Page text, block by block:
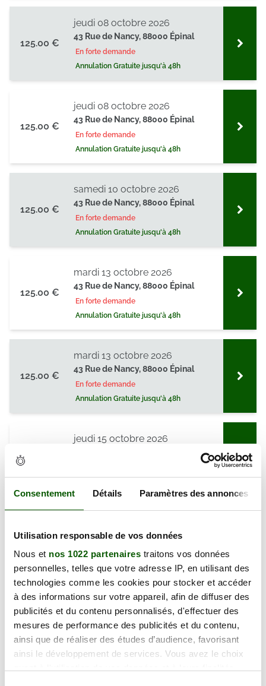
Consentement Détails Paramètres des annonces
Utilisation responsable de vos données
Nous et nos 1022 partenaires traitons vos données
personnelles, telles que votre adresse IP, en utilisant des
technologies comme les cookies pour stocker et accéder
à des informations sur votre appareil, afin de diffuser des
publicités et du contenu personnalisés, d'effectuer des
mesures de performance des publicités et du contenu,
ainsi que de réaliser des études d’audience, favorisant
ainsi le développement de services. Vous avez le choix
125.00 €
43 Rue de Nancy, 88000 Épinal
En forte demande
Annulation Gratuite jusqu'à 48h
jeudi 08 octobre 2026
125.00 €
43 Rue de Nancy, 88000 Épinal
En forte demande
Annulation Gratuite jusqu'à 48h
jeudi 08 octobre 2026
125.00 €
43 Rue de Nancy, 88000 Épinal
En forte demande
Annulation Gratuite jusqu'à 48h
samedi 10 octobre 2026
125.00 €
43 Rue de Nancy, 88000 Épinal
En forte demande
Annulation Gratuite jusqu'à 48h
mardi 13 octobre 2026
125.00 €
43 Rue de Nancy, 88000 Épinal
En forte demande
Annulation Gratuite jusqu'à 48h
mardi 13 octobre 2026
125.00 €
jeudi 15 octobre 2026
125.00 €
43 Rue de Nancy, 88000 Épinal
En forte demande
Annulation Gratuite jusqu'à 48h
125.00 €
43 Rue de Nancy, 88000 Épinal
mardi 20 octobre 2026